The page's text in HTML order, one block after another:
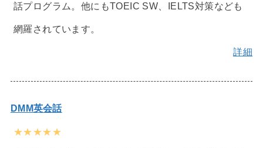
話プログラム。他にもTOEIC SW、IELTS対策なども
網羅されています。
詳細
DMM英会話
★★★★★